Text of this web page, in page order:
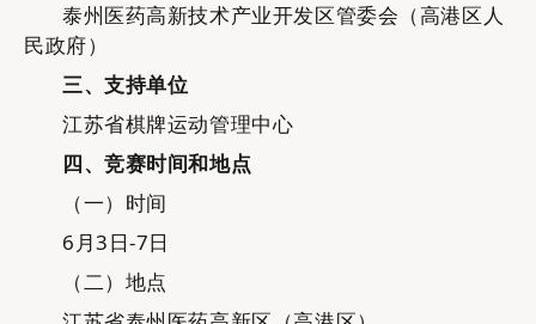
泰州医药高新技术产业开发区管委会（高港区人
民政府）
三、支持单位
江苏省棋牌运动管理中心
四、竞赛时间和地点
（一）时间
6月3日-7日
（二）地点